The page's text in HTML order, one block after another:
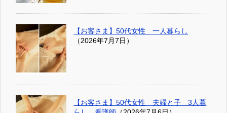
【お客さま】50代女性 一人暮らし
（2026年7月7日）
【お客さま】50代女性 夫婦と子 3人暮